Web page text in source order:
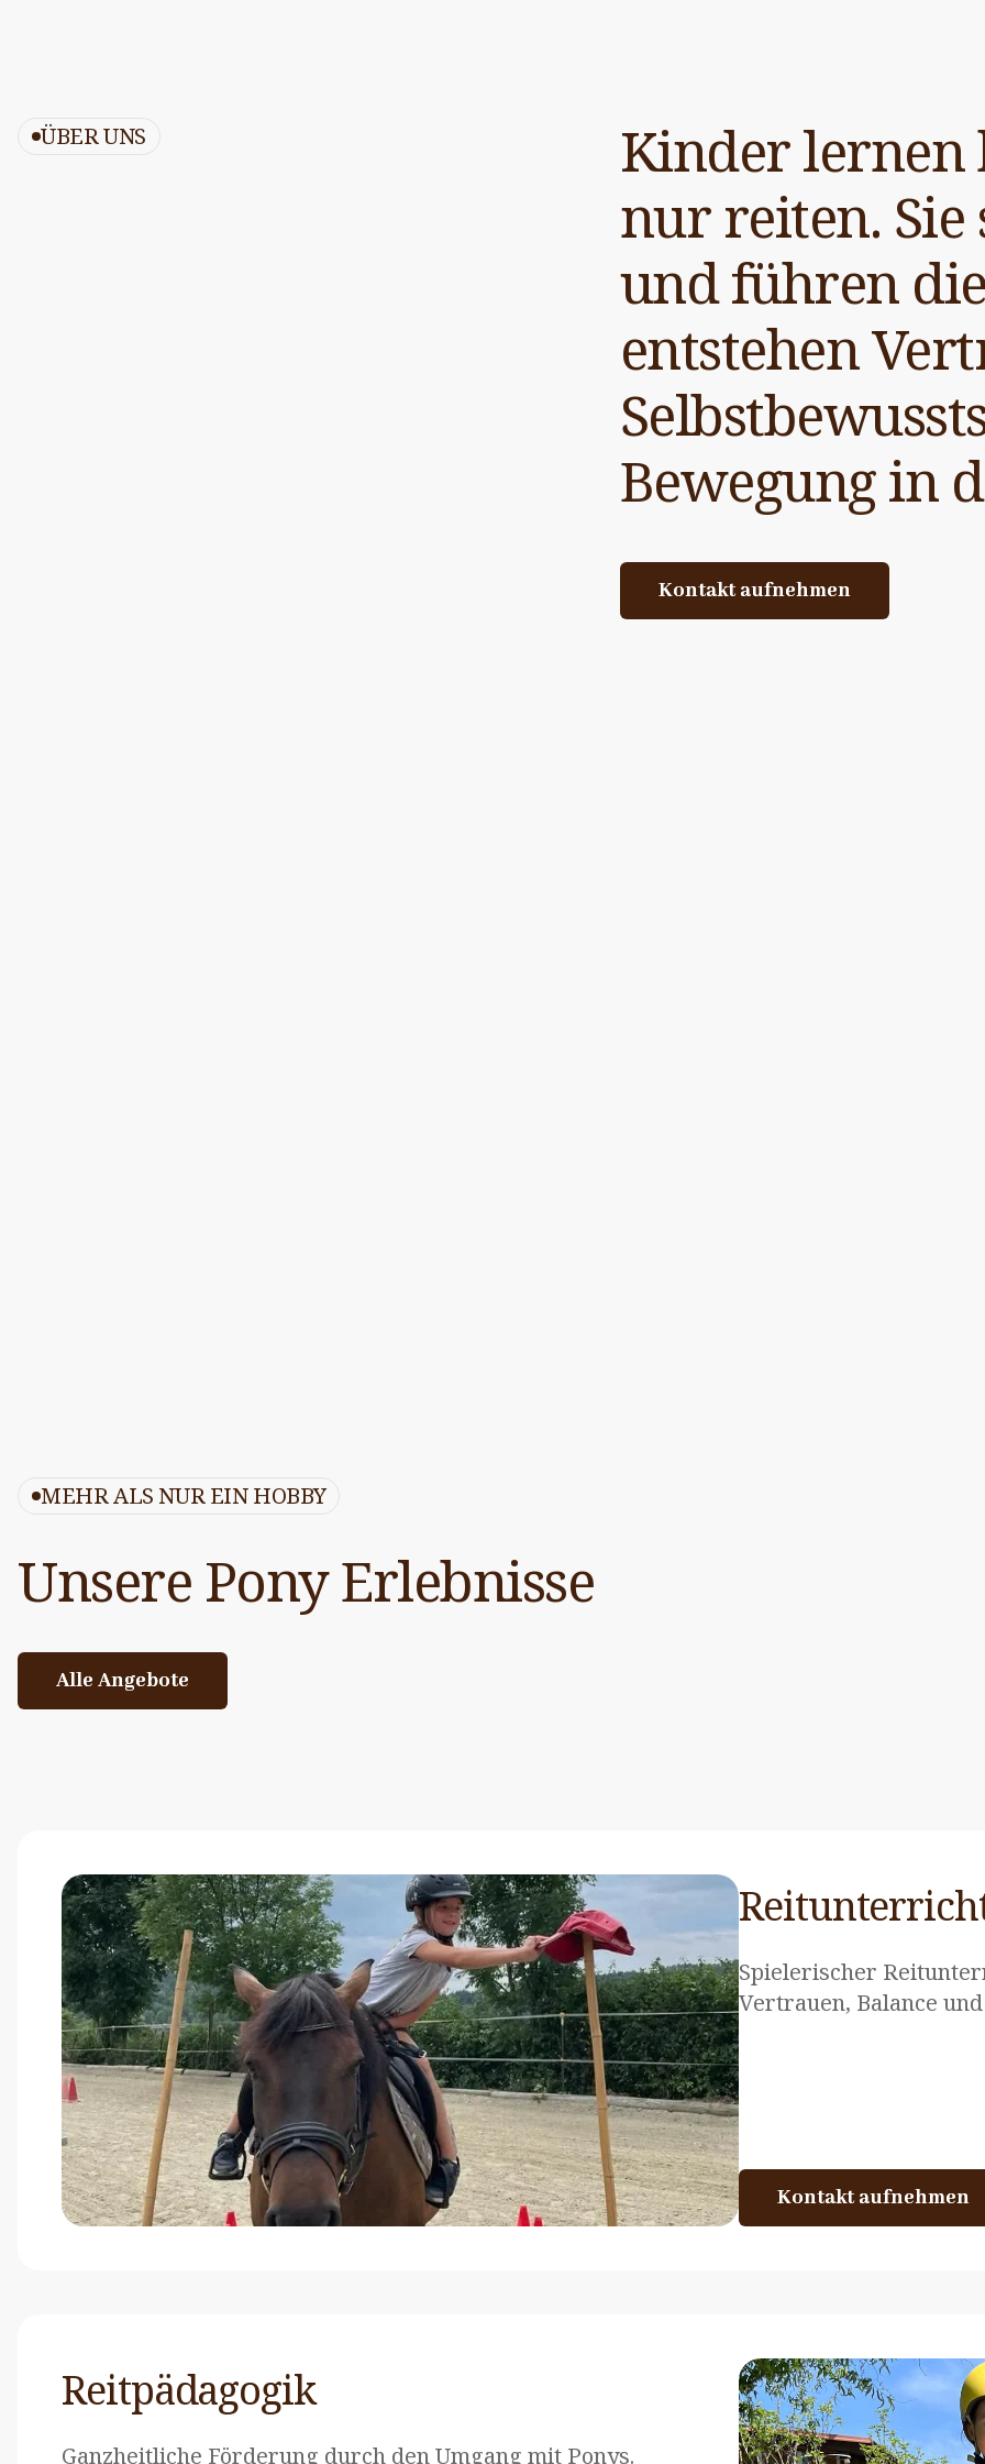
ÜBER UNS
Kinder lernen
nur reiten.
und führen
entstehen
Bewegung in
Kontakt aufnehmen
Kontakt aufnehmen
MEHR ALS NUR EIN HOBBY
Unsere Pony Erlebnisse
Alle Angebote
Alle Angebote
Spielerischer
Vertrauen, Balance
Kontakt aufnehmen
Kontakt aufnehmen
Reitpädagogik
Ganzheitliche Förderung durch den Umgang mit Ponys.